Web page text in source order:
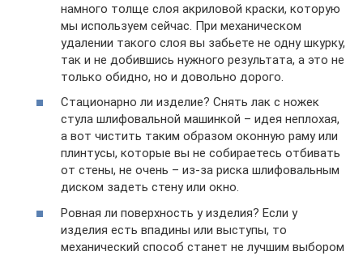
намного толще слоя акриловой краски, которую
мы используем сейчас. При механическом
удалении такого слоя вы забьете не одну шкурку,
так и не добившись нужного результата, а это не
только обидно, но и довольно дорого.
Стационарно ли изделие? Снять лак с ножек
стула шлифовальной машинкой – идея неплохая,
а вот чистить таким образом оконную раму или
плинтусы, которые вы не собираетесь отбивать
от стены, не очень – из-за риска шлифовальным
диском задеть стену или окно.
Ровная ли поверхность у изделия? Если у
изделия есть впадины или выступы, то
механический способ станет не лучшим выбором